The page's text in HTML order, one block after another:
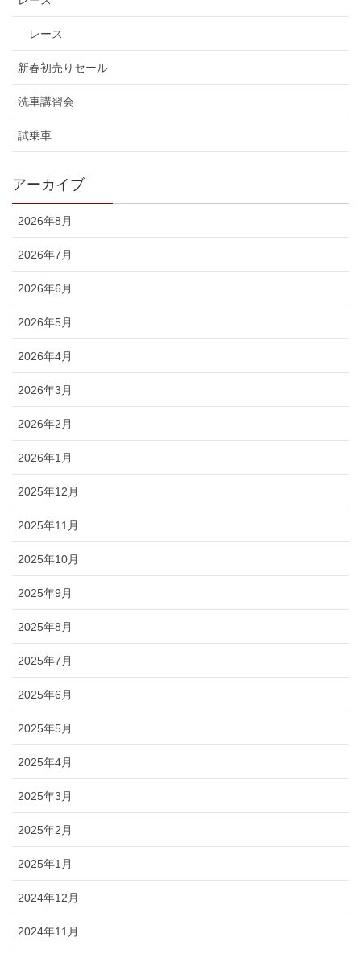
レース
新春初売りセール
洗車講習会
試乗車
アーカイブ
2026年8月
2026年7月
2026年6月
2026年5月
2026年4月
2026年3月
2026年2月
2026年1月
2025年12月
2025年11月
2025年10月
2025年9月
2025年8月
2025年7月
2025年6月
2025年5月
2025年4月
2025年3月
2025年2月
2025年1月
2024年12月
2024年11月